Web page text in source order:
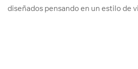
diseñados pensando en un estilo de